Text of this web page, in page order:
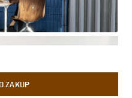
ZAKUP